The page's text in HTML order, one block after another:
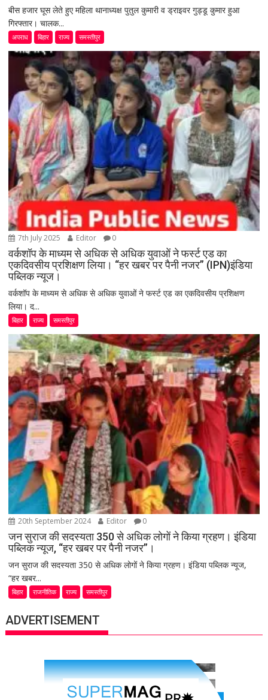
बीस हजार घूस लेते हुए महिला थानाध्यक्ष पुतुल कुमारी व ड्राइवर गुड्डू कुमार हुआ
गिरफ्तार। चालक...
अपराध बिहार राज्य समस्तीपुर
7th July 2025 Editor 0
वर्कशॉप के माध्यम से अधिक से अधिक युवाओं ने फर्स्ट एड का
एकदिवसीय प्रशिक्षण लिया। “हर खबर पर पैनी नजर” (IPN)इंडिया
पब्लिक न्यूज।
वर्कशॉप के माध्यम से अधिक से अधिक युवाओं ने फर्स्ट एड का एकदिवसीय प्रशिक्षण
लिया। द...
बिहार राज्य समस्तीपुर
20th September 2024 Editor 0
जन सुराज की सदस्यता 350 से अधिक लोगों ने किया ग्रहण। इंडिया
पब्लिक न्यूज, “हर खबर पर पैनी नजर”।
जन सुराज की सदस्यता 350 से अधिक लोगों ने किया ग्रहण। इंडिया पब्लिक न्यूज,
“हर खबर...
बिहार राजनीतिक राज्य समस्तीपुर
ADVERTISEMENT